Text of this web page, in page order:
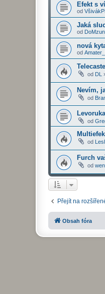
Efekt s
od
Jaká
od
nová
od
od DL
Nevím,
od
od
od
Furch
od
Přejít na
Obsah fóra